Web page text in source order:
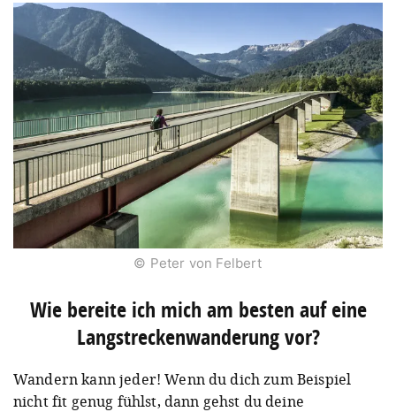
© Peter von Felbert
Wie bereite ich mich am besten auf eine
Langstreckenwanderung vor?
Wandern kann jeder! Wenn du dich zum Beispiel
nicht fit genug fühlst, dann gehst du deine